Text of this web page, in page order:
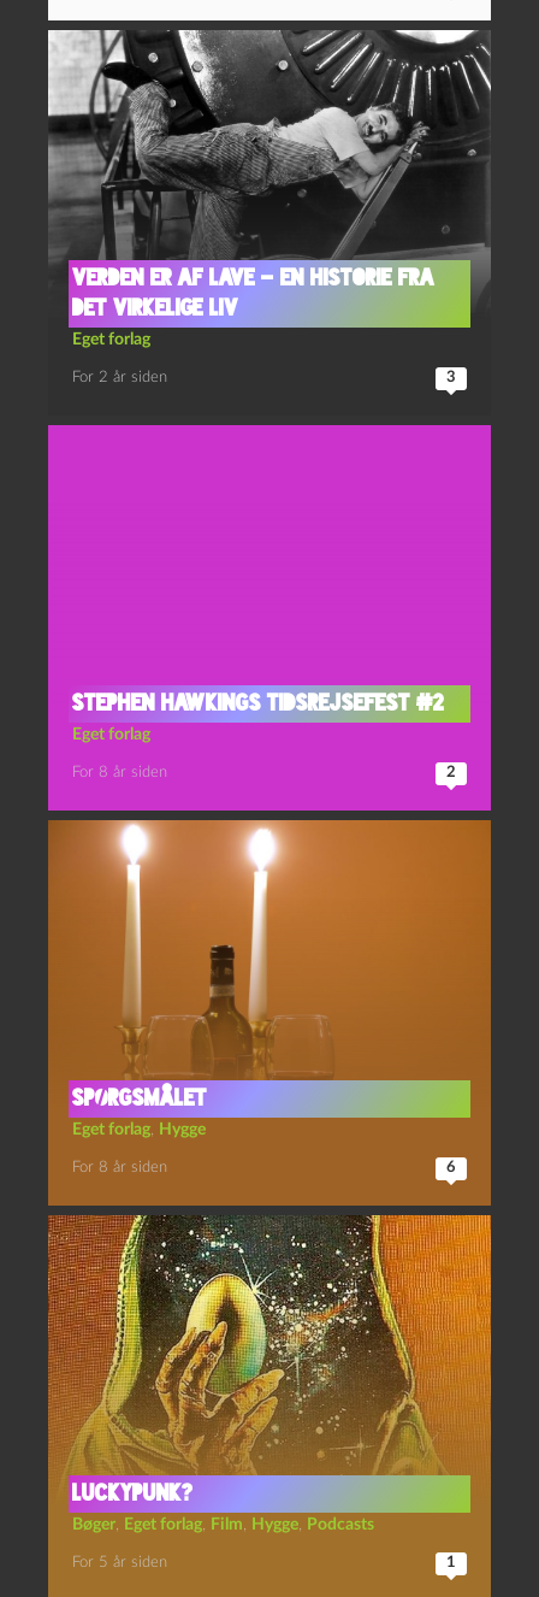
Verden er af lave – en historie fra
det virkelige liv
Eget forlag
For 2 år siden 3
Stephen Hawkings tidsrejsefest #2
Eget forlag
For 8 år siden 2
Spørgsmålet
Eget forlag, Hygge
For 8 år siden 6
Luckypunk?
Bøger, Eget forlag, Film, Hygge, Podcasts
For 5 år siden 1